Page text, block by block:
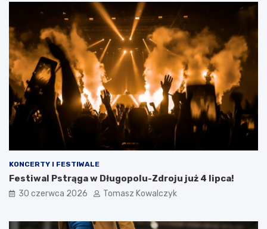
KONCERTY I FESTIWALE
Festiwal Pstrąga w Długopolu-Zdroju już 4 lipca!
30 czerwca 2026 Tomasz Kowalczyk